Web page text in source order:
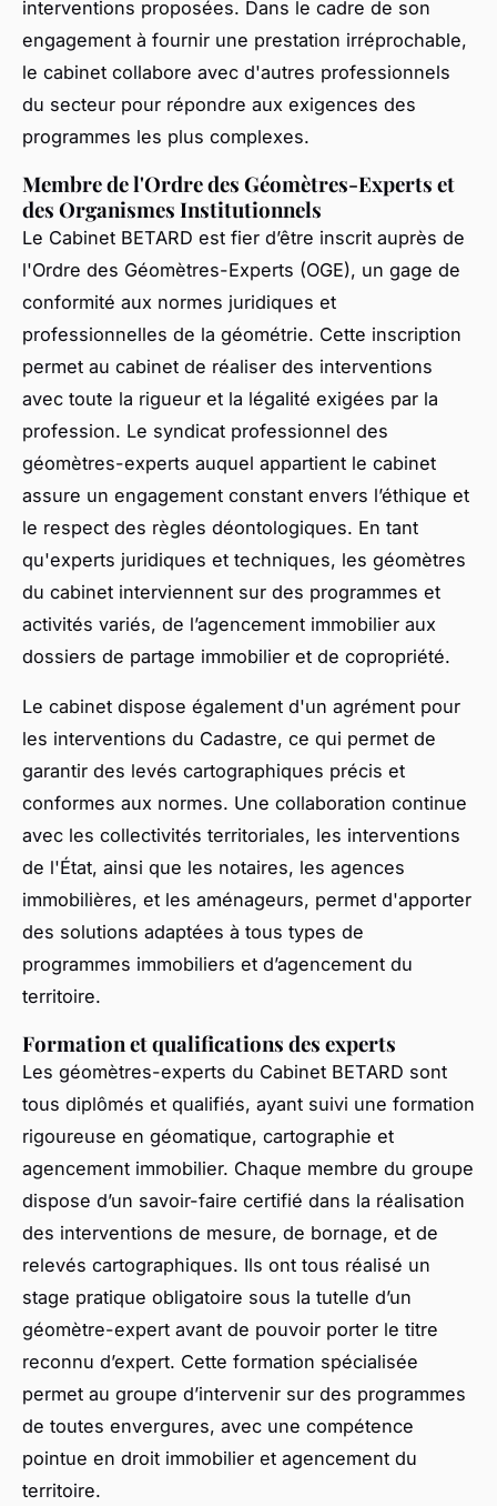
interventions proposées. Dans le cadre de son
engagement à fournir une prestation irréprochable,
le cabinet collabore avec d'autres professionnels
du secteur pour répondre aux exigences des
programmes les plus complexes.
Membre de l'Ordre des Géomètres-Experts et
des Organismes Institutionnels
Le Cabinet BETARD est fier d’être inscrit auprès de
l'Ordre des Géomètres-Experts (OGE), un gage de
conformité aux normes juridiques et
professionnelles de la géométrie. Cette inscription
permet au cabinet de réaliser des interventions
avec toute la rigueur et la légalité exigées par la
profession. Le syndicat professionnel des
géomètres-experts auquel appartient le cabinet
assure un engagement constant envers l’éthique et
le respect des règles déontologiques. En tant
qu'experts juridiques et techniques, les géomètres
du cabinet interviennent sur des programmes et
activités variés, de l’agencement immobilier aux
dossiers de partage immobilier et de copropriété.
Le cabinet dispose également d'un agrément pour
les interventions du Cadastre, ce qui permet de
garantir des levés cartographiques précis et
conformes aux normes. Une collaboration continue
avec les collectivités territoriales, les interventions
de l'État, ainsi que les notaires, les agences
immobilières, et les aménageurs, permet d'apporter
des solutions adaptées à tous types de
programmes immobiliers et d’agencement du
territoire.
Formation et qualifications des experts
Les géomètres-experts du Cabinet BETARD sont
tous diplômés et qualifiés, ayant suivi une formation
rigoureuse en géomatique, cartographie et
agencement immobilier. Chaque membre du groupe
dispose d’un savoir-faire certifié dans la réalisation
des interventions de mesure, de bornage, et de
relevés cartographiques. Ils ont tous réalisé un
stage pratique obligatoire sous la tutelle d’un
géomètre-expert avant de pouvoir porter le titre
reconnu d’expert. Cette formation spécialisée
permet au groupe d’intervenir sur des programmes
de toutes envergures, avec une compétence
pointue en droit immobilier et agencement du
territoire.